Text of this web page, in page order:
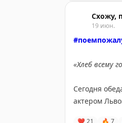
Схожу,
19 июн.
«Хлеб всему
Сегодня
актером
❤ 21 🔥 7